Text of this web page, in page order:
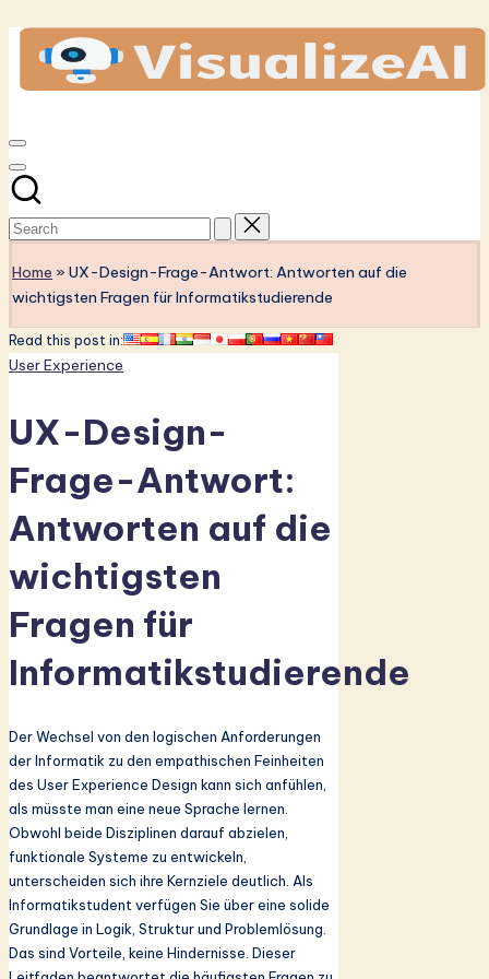
Skip
content
AI
German
-
Latest
in
AI
&
Innovation
Home » UX-Design-Frage-Antwort: Antworten auf die
wichtigsten Fragen für Informatikstudierende
Read this post in:
Posted
User Experience
UX-Design-
Frage-Antwort:
Antworten auf die
wichtigsten
Fragen für
Informatikstudierende
Der Wechsel von den logischen Anforderungen
der Informatik zu den empathischen Feinheiten
des User Experience Design kann sich anfühlen,
als müsste man eine neue Sprache lernen.
Obwohl beide Disziplinen darauf abzielen,
funktionale Systeme zu entwickeln,
unterscheiden sich ihre Kernziele deutlich. Als
Informatikstudent verfügen Sie über eine solide
Grundlage in Logik, Struktur und Problemlösung.
Das sind Vorteile, keine Hindernisse. Dieser